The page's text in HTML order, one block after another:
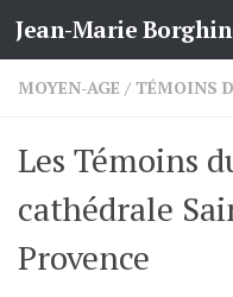
Skip to content
Jean-Marie
MOYEN-AGE / TÉMOINS
Les Témoins
cathédrale
Provence